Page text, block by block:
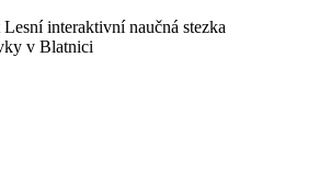
interaktivní naučná stezka
v Blatnici